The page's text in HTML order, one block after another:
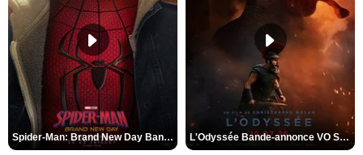
Spider-Man: Brand New Day Bande-annonce VO STFR L'Odyssée Bande-annonce VO STFR